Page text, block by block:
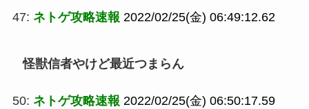
47: ネトゲ攻略速報 2022/02/25(金) 06:49:12.62
怪獣信者やけど最近つまらん
50: ネトゲ攻略速報 2022/02/25(金) 06:50:17.59